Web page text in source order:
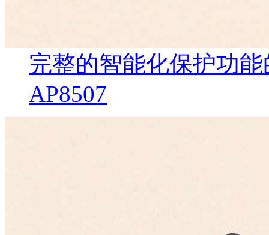
完整的智能化保护功
AP8507